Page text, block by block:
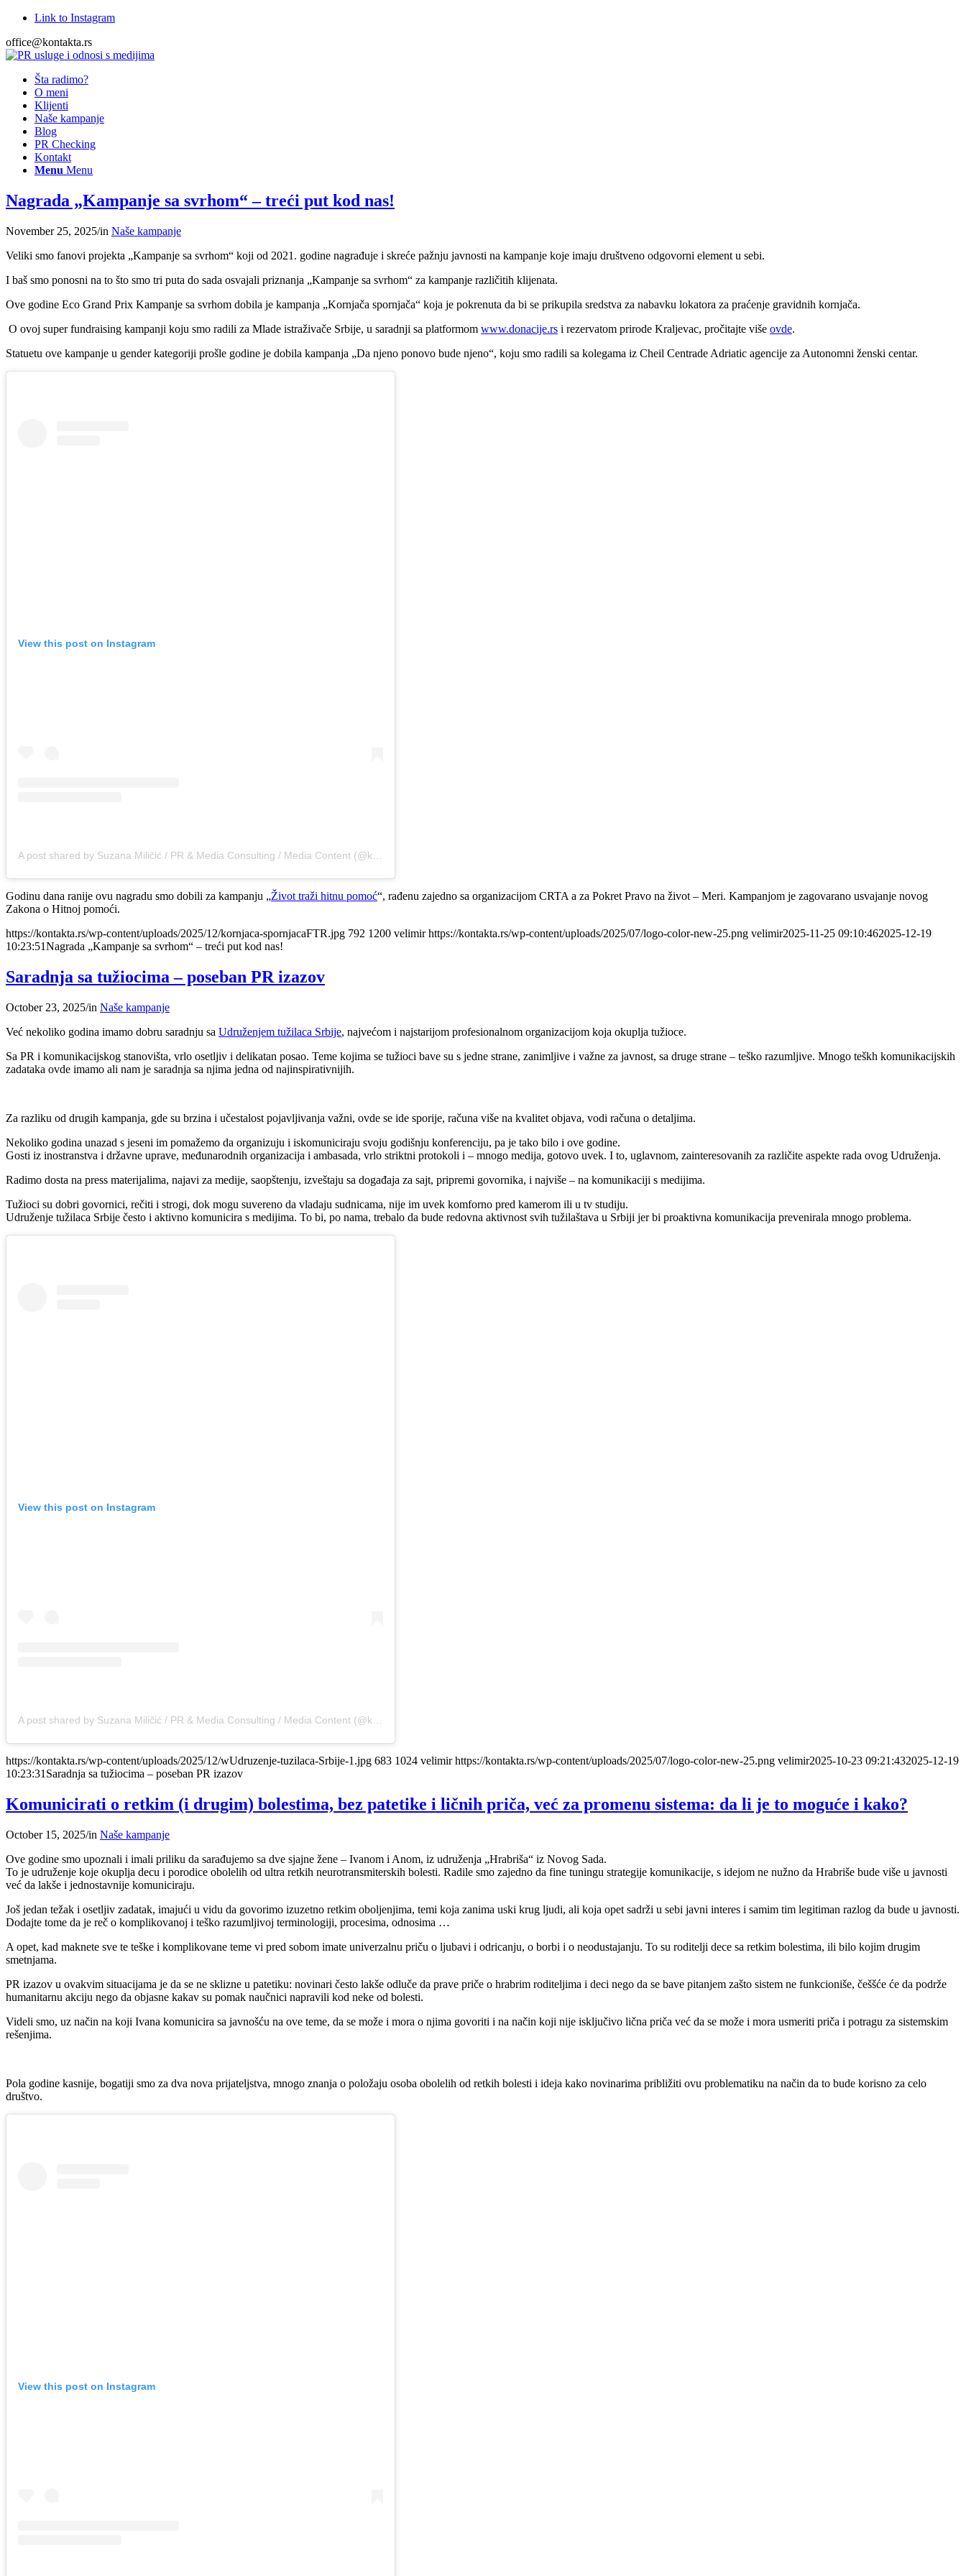
Link to Instagram
office@kontakta.rs
Šta radimo?
O meni
Klijenti
Naše kampanje
Blog
PR Checking
Kontakt
Menu Menu
Nagrada „Kampanje sa svrhom“ – treći put kod nas!
November 25, 2025/in Naše kampanje
Veliki smo fanovi projekta „Kampanje sa svrhom“ koji od 2021. godine nagrađuje i skreće pažnju javnosti na kampanje koje imaju društveno odgovorni element u sebi.
I baš smo ponosni na to što smo tri puta do sada osvajali priznanja „Kampanje sa svrhom“ za kampanje različitih klijenata.
Ove godine Eco Grand Prix Kampanje sa svrhom dobila je kampanja „Kornjača spornjača“ koja je pokrenuta da bi se prikupila sredstva za nabavku lokatora za praćenje gravidnih kornjača.
O ovoj super fundraising kampanji koju smo radili za Mlade istraživače Srbije, u saradnji sa platformom www.donacije.rs i rezervatom prirode Kraljevac, pročitajte više ovde.
Statuetu ove kampanje u gender kategoriji prošle godine je dobila kampanja „Da njeno ponovo bude njeno“, koju smo radili sa kolegama iz Cheil Centrade Adriatic agencije za Autonomni ženski centar.
View this post on Instagram
A post shared by Suzana Miličić / PR & Media Consulting / Media Content (@kontaktapr)
Godinu dana ranije ovu nagradu smo dobili za kampanju „Život traži hitnu pomoć“, rađenu zajedno sa organizacijom CRTA a za Pokret Pravo na život – Meri. Kampanjom je zagovarano usvajanje novog
Zakona o Hitnoj pomoći.
https://kontakta.rs/wp-content/uploads/2025/12/kornjaca-spornjacaFTR.jpg 792 1200 velimir https://kontakta.rs/wp-content/uploads/2025/07/logo-color-new-25.png velimir2025-11-25 09:10:462025-12-19
10:23:51Nagrada „Kampanje sa svrhom“ – treći put kod nas!
Saradnja sa tužiocima – poseban PR izazov
October 23, 2025/in Naše kampanje
Već nekoliko godina imamo dobru saradnju sa Udruženjem tužilaca Srbije, najvećom i najstarijom profesionalnom organizacijom koja okuplja tužioce.
Sa PR i komunikacijskog stanovišta, vrlo osetljiv i delikatan posao. Teme kojima se tužioci bave su s jedne strane, zanimljive i važne za javnost, sa druge strane – teško razumljive. Mnogo teškh komunikacijskih
zadataka ovde imamo ali nam je saradnja sa njima jedna od najinspirativnijih.
Za razliku od drugih kampanja, gde su brzina i učestalost pojavljivanja važni, ovde se ide sporije, računa više na kvalitet objava, vodi računa o detaljima.
Nekoliko godina unazad s jeseni im pomažemo da organizuju i iskomuniciraju svoju godišnju konferenciju, pa je tako bilo i ove godine.
Gosti iz inostranstva i državne uprave, međunarodnih organizacija i ambasada, vrlo striktni protokoli i – mnogo medija, gotovo uvek. I to, uglavnom, zainteresovanih za različite aspekte rada ovog Udruženja.
Radimo dosta na press materijalima, najavi za medije, saopštenju, izveštaju sa događaja za sajt, pripremi govornika, i najviše – na komunikaciji s medijima.
Tužioci su dobri govornici, rečiti i strogi, dok mogu suvereno da vladaju sudnicama, nije im uvek komforno pred kamerom ili u tv studiju.
Udruženje tužilaca Srbije često i aktivno komunicira s medijima. To bi, po nama, trebalo da bude redovna aktivnost svih tužilaštava u Srbiji jer bi proaktivna komunikacija prevenirala mnogo problema.
View this post on Instagram
https://kontakta.rs/wp-content/uploads/2025/12/wUdruzenje-tuzilaca-Srbije-1.jpg 683 1024 velimir https://kontakta.rs/wp-content/uploads/2025/07/logo-color-new-25.png velimir2025-10-23 09:21:432025-12-19
10:23:31 Saradnja sa tužiocima – poseban PR izazov
Komunicirati o retkim (i drugim) bolestima, bez patetike i ličnih priča, već za promenu sistema: da li je to moguće i kako?
October 15, 2025/in Naše kampanje
Ove godine smo upoznali i imali priliku da sarađujemo sa dve sjajne žene – Ivanom i Anom, iz udruženja „Hrabriša“ iz Novog Sada.
To je udruženje koje okuplja decu i porodice obolelih od ultra retkih neurotransmiterskih bolesti. Radile smo zajedno da fine tuningu strategije komunikacije, s idejom ne nužno da Hrabriše bude više u javnosti
već da lakše i jednostavnije komuniciraju.
Još jedan težak i osetljiv zadatak, imajući u vidu da govorimo izuzetno retkim oboljenjima, temi koja zanima uski krug ljudi, ali koja opet sadrži u sebi javni interes i samim tim legitiman razlog da bude u javnosti.
Dodajte tome da je reč o komplikovanoj i teško razumljivoj terminologiji, procesima, odnosima …
A opet, kad maknete sve te teške i komplikovane teme vi pred sobom imate univerzalnu priču o ljubavi i odricanju, o borbi i o neodustajanju. To su roditelji dece sa retkim bolestima, ili bilo kojim drugim
smetnjama.
PR izazov u ovakvim situacijama je da se ne sklizne u patetiku: novinari često lakše odluče da prave priče o hrabrim roditeljima i deci nego da se bave pitanjem zašto sistem ne funkcioniše, češšće će da podrže
humanitarnu akciju nego da objasne kakav su pomak naučnici napravili kod neke od bolesti.
Videli smo, uz način na koji Ivana komunicira sa javnošću na ove teme, da se može i mora o njima govoriti i na način koji nije isključivo lična priča već da se može i mora usmeriti priča i potragu za sistemskim
rešenjima.
Pola godine kasnije, bogatiji smo za dva nova prijateljstva, mnogo znanja o položaju osoba obolelih od retkih bolesti i ideja kako novinarima približiti ovu problematiku na način da to bude korisno za celo
društvo.
View this post on Instagram